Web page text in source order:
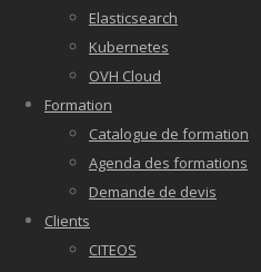
Elasticsearch
Kubernetes
OVH Cloud
Formation
Catalogue de formation
Agenda des formations
Demande de devis
Clients
CITEOS